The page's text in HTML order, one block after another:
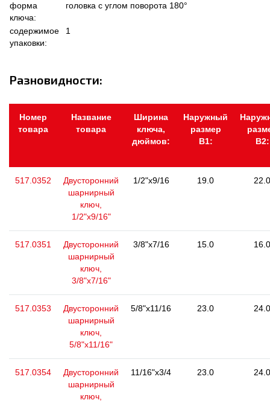
форма
ключа:
головка с углом поворота 180°
содержимое
упаковки:
1
Разновидности:
Номер
товара
Название
товара
Ширина
ключа,
дюймов:
Наружный
размер
В1:
В2:
517.0352
Двусторонний
шарнирный
ключ,
1/2"x9/16"
1/2"x9/16 19.0 22.0
517.0351
Двусторонний
шарнирный
ключ,
3/8"x7/16"
3/8"x7/16 15.0 16.0
517.0353
Двусторонний
шарнирный
ключ,
5/8"x11/16"
5/8"x11/16 23.0 24.0
517.0354
Двусторонний
шарнирный
ключ,
11/16"x3/4 23.0 24.0